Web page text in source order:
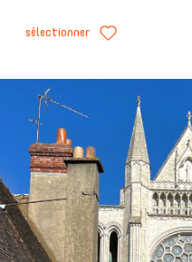
sélectionner